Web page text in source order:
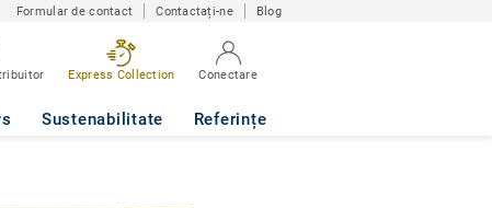
Formular de contact Contactați-ne Blog
Express Collection Conectare
Sustenabilitate Referințe